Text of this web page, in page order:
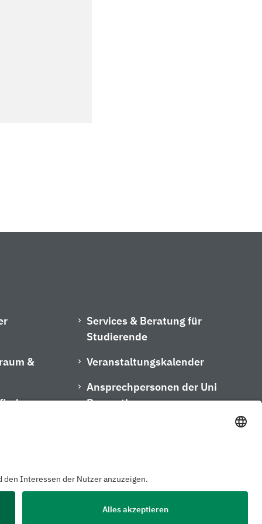
&
Services & Beratung für
Studierende
Veranstaltungskalender
Ansprechpersonen der Uni
Bayreuth
Kontakt